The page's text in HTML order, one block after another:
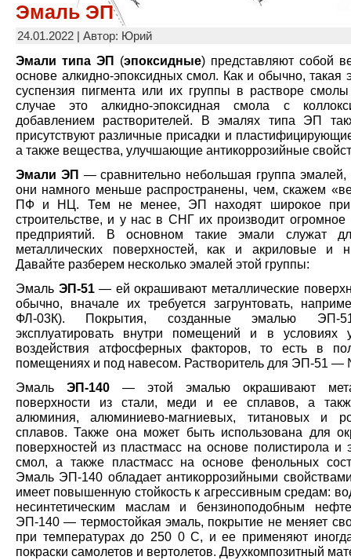
Эмаль ЭП
24.01.2022 | Автор: Юрий
Эмали типа ЭП (эпоксидные) представляют собой
основе алкидно-эпоксидных смол. Как и обычно, такая
суспензия пигмента или их группы в растворе
случае это алкидно-эпоксидная смола с
добавлением растворителей. В эмалях типа ЭП
присутствуют различные присадки и
а также вещества, улучшающие антикоррозийные
Эмали ЭП — сравнительно небольшая группа
они намного меньше распространены, чем, скажем
ПФ и НЦ. Тем не менее, ЭП находят широкое
строительстве, и у нас в СНГ их производит огромное
предприятий. В основном такие эмали служат
металлических поверхностей, как и акриловые и
Давайте разберем несколько эмалей этой группы:
Эмаль ЭП-51— ей окрашивают металлические
обычно, вначале их требуется загрунтовать,
ФЛ-03К). Покрытия, созданные эмалью ЭП-
эксплуатировать внутри помещений и в условиях
воздействия атфосферных факторов, то есть в
помещениях и под навесом. Растворитель для ЭП-51
Эмаль ЭП-140 — этой эмалью окрашивают
поверхности из стали, меди и ее сплавов, а
алюминия, алюминиево-магниевых, титановых и
сплавов. Также она может быть использована для
поверхностей из пластмасс на основе полистирола и
смол, а также пластмасс на основе фенольных
Эмаль ЭП-140 обладает антикоррозийными
имеет повышенную стойкость к агрессивным средам:
несинтетическим маслам и бензиноподобным
ЭП-140 — термостойкая эмаль, покрытие не меняет
при температурах до 250 0 C, и ее применяют
покраски самолетов и вертолетов. Двухкомпозитный